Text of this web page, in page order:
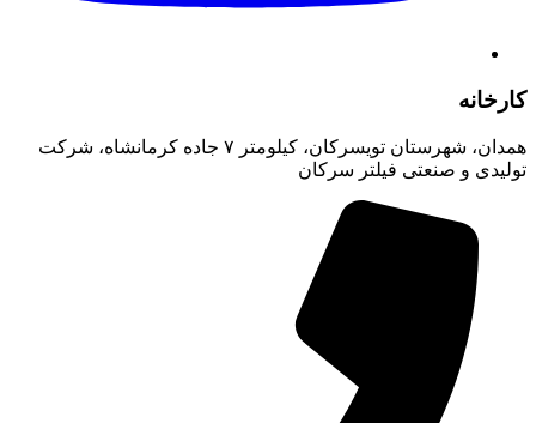
کارخانه
همدان، شهرستان تویسرکان، کیلومتر ۷ جاده کرمانشاه، شرکت
تولیدی و صنعتی فیلتر سرکان